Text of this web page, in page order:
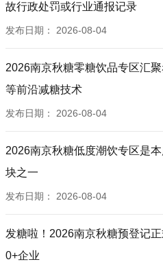
故行政处罚或行业通报记录
发布日期： 2026-08-04
2026南京秋糖零糖饮品专区汇
等前沿减糖技术
发布日期： 2026-08-04
2026南京秋糖低度潮饮专区是
块之一
发布日期： 2026-08-04
发糖啦！2026南京秋糖预登记
0+企业